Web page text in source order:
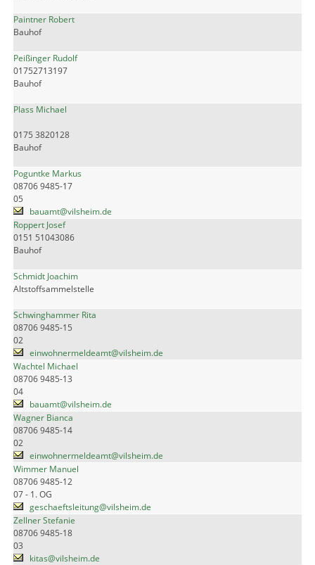
Paintner Robert
Bauhof
Peißinger Rudolf
01752713197
Bauhof
Plass Michael
0175 3820128
Bauhof
Poguntke Markus
08706 9485-17
05
bauamt@vilsheim.de
Roppert Josef
0151 51043086
Bauhof
Schmidt Joachim
Altstoffsammelstelle
Schwinghammer Rita
08706 9485-15
02
einwohnermeldeamt@vilsheim.de
Wachtel Michael
08706 9485-13
04
bauamt@vilsheim.de
Wagner Bianca
08706 9485-14
02
einwohnermeldeamt@vilsheim.de
Wimmer Manuel
08706 9485-12
07 - 1. OG
geschaeftsleitung@vilsheim.de
Zellner Stefanie
08706 9485-18
03
kitas@vilsheim.de